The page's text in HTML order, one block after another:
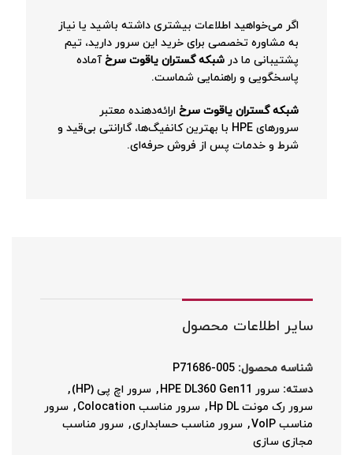
اگر می‌خواهید اطلاعات بیشتری داشته باشید یا نیاز
به مشاوره تخصصی برای خرید این سرور دارید، تیم
پشتیبانی ما در شبکه گستران یاقوت سرخآماده
پاسخگویی و راهنمایی شماست.
شبکه گستران یاقوت سرخ ارائه‌دهنده معتبر
سرورهای HPE با بهترین کانفیگ‌ها، گارانتی بی‌قید و
شرط و خدمات پس از فروش حرفه‌ای.
سایر اطلاعات محصول
شناسه محصول: P71686-005
دسته: سرور HPE DL360 Gen11 , سرور اچ پی (HP)
,
سرور رک مونت Hp DL
, سرور مناسب Colocation , سرور
مناسب VoIP
, سرور مناسب حسابداری, سرور مناسب
مجازی سازی